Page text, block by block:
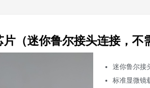
（迷你鲁尔接头连接，不
迷你鲁尔接
标准显微镜